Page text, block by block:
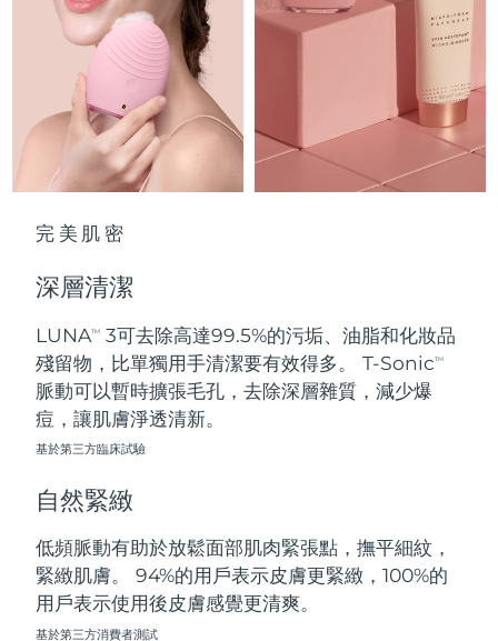
完美肌密
深層清潔
LUNATM
3可去除高達99.5%的污垢、油脂和化妝品
殘留物，比單獨用手清潔要有效得多。 T-SonicTM
脈動可以暫時擴張毛孔，去除深層雜質，減少爆
痘，讓肌膚淨透清新。
基於第三方臨床試驗
自然緊緻
低頻脈動有助於放鬆面部肌肉緊張點，撫平細紋，
緊緻肌膚。 94%的用戶表示皮膚更緊緻，100%的
用戶表示使用後皮膚感覺更清爽。
基於第三方消費者測試
挪威 8/11/26
8/14/26
菲律賓 預計送達日期 8/14/26
波蘭 預計送達日期8/12/26
葡萄牙
波多黎各
卡達 預計送達日期
留尼旺 預計送達日期 8/16/26
羅馬尼亞
俄羅斯
沙烏地阿拉伯 預計送達日期8/12/26
新加坡